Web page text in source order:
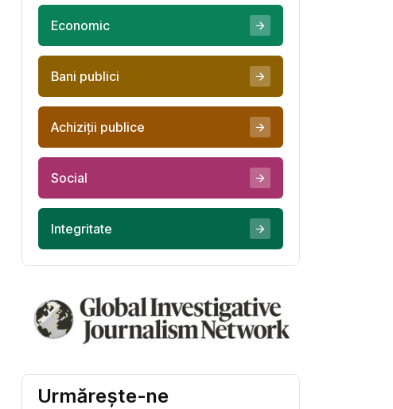
Economic
Bani publici
Achiziţii publice
Social
Integritate
Urmărește-ne